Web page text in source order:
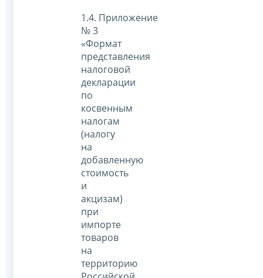
1.4. Приложение
№ 3
«Формат
представления
налоговой
декларации
по
косвенным
налогам
(налогу
на
добавленную
стоимость
и
акцизам)
при
импорте
товаров
на
территорию